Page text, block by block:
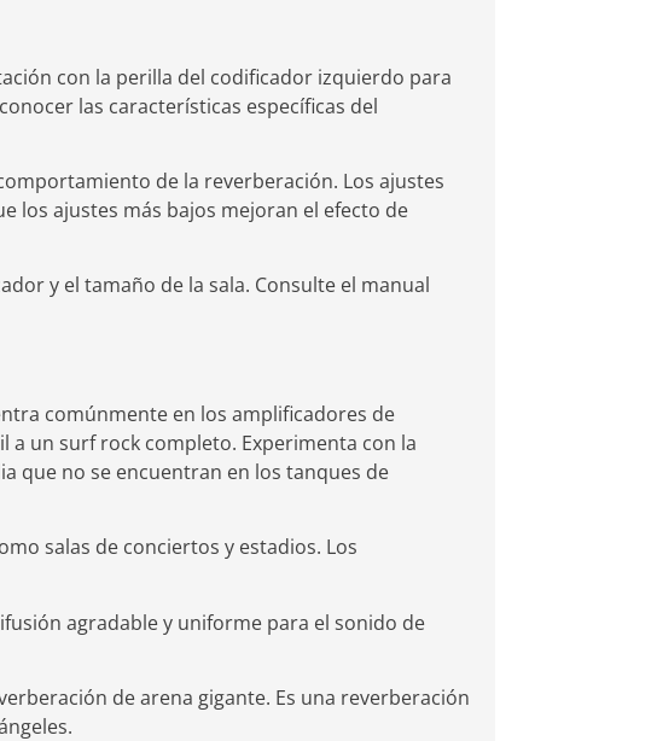
con la perilla del codificador izquierdo para
las características específicas del
de la reverberación. Los ajustes
los ajustes más bajos mejoran el efecto de
y el tamaño de la sala. Consulte el manual
comúnmente en los amplificadores de
a un surf rock completo. Experimenta con la
que no se encuentran en los tanques de
salas de conciertos y estadios. Los
agradable y uniforme para el sonido de
de arena gigante. Es una reverberación